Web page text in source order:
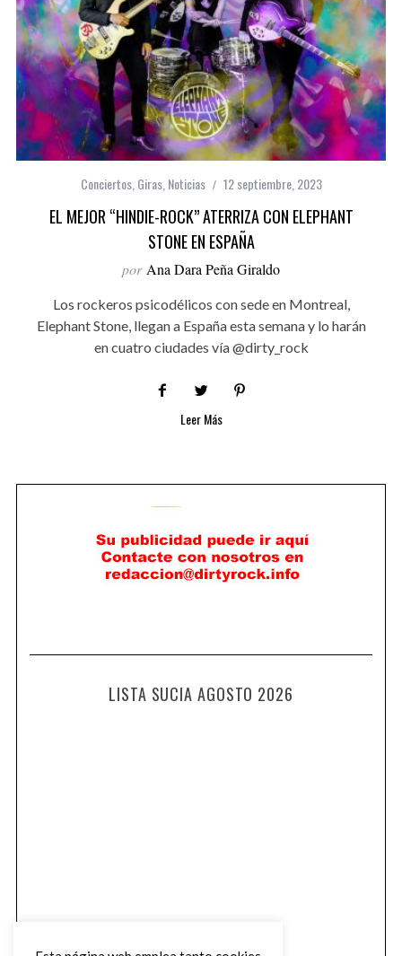
Conciertos, Giras, Noticias 12 septiembre, 2023
EL MEJOR “HINDIE-ROCK” ATERRIZA CON ELEPHANT
STONE EN ESPAÑA
por Ana Dara Peña Giraldo
Los rockeros psicodélicos con sede en Montreal,
Elephant Stone, llegan a España esta semana y lo harán
en cuatro ciudades vía @dirty_rock
Leer Más
LISTA SUCIA AGOSTO 2026